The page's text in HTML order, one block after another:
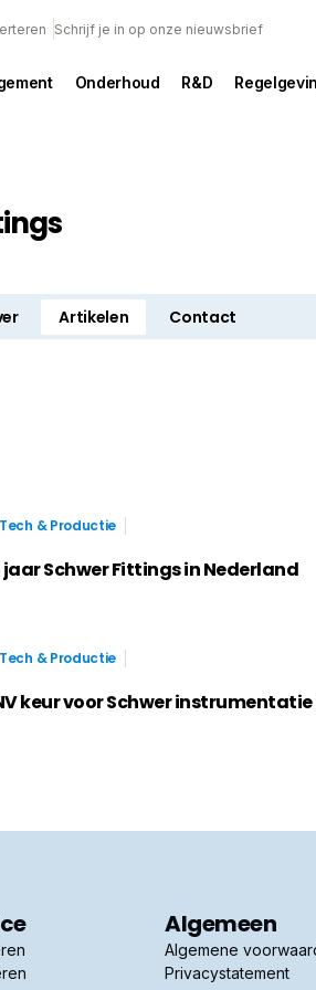
Schrijf je in op onze nieuwsbrief
Onderhoud R&D
Artikelen Contact
Tech & Productie
jaar Schwer Fittings in Nederland
Tech & Productie
keur voor Schwer
Algemeen
Algemene
Privacystatement